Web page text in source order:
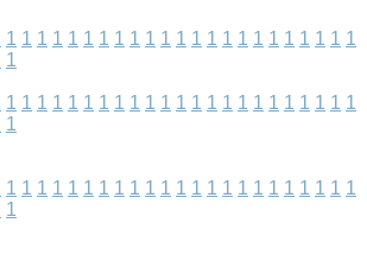
1 1 1 1 1 1 1 1 1 1 1 1 1 1 1 1 1 1 1 1 1 1 1
1
1 1 1 1 1 1 1 1 1 1 1 1 1 1 1 1 1 1 1 1 1 1 1
1
1 1 1 1 1 1 1 1 1 1 1 1 1 1 1 1 1 1 1 1 1 1 1
1